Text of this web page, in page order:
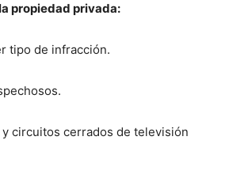
propiedad privada:
tipo de infracción.
circuitos cerrados de televisión